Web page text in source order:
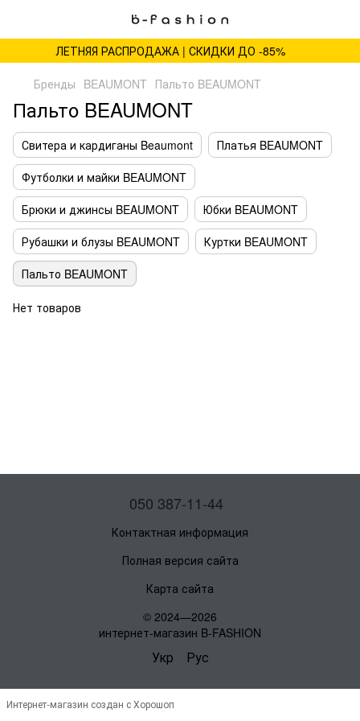
ЛЕТНЯЯ РАСПРОДАЖА | СКИДКИ ДО -85%
Бренды BEAUMONT Пальто BEAUMONT
Пальто BEAUMONT
Свитера и кардиганы Beaumont
Платья BEAUMONT
Футболки и майки BEAUMONT
Брюки и джинсы BEAUMONT
Юбки BEAUMONT
Рубашки и блузы BEAUMONT
Куртки BEAUMONT
Пальто BEAUMONT
Нет товаров
050 387-11-44
Контактная информация
Полная версия сайта
Карта сайта
© 2024—2026
интернет-магазин B-FASHION
Укр Рус
Интернет-магазин создан с Хорошоп